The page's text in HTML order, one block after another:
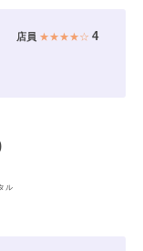
店員 ★★★★☆4
ル